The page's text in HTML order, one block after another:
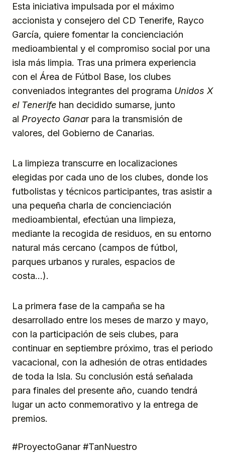
Esta iniciativa impulsada por el máximo
accionista y consejero del CD Tenerife, Rayco
García, quiere fomentar la concienciación
medioambiental y el compromiso social por una
isla más limpia. Tras una primera experiencia
con el Área de Fútbol Base, los clubes
conveniados integrantes del programa Unidos X
el Tenerife han decidido sumarse, junto
al Proyecto Ganar para la transmisión de
valores, del Gobierno de Canarias.
La limpieza transcurre en localizaciones
elegidas por cada uno de los clubes, donde los
futbolistas y técnicos participantes, tras asistir a
una pequeña charla de concienciación
medioambiental, efectúan una limpieza,
mediante la recogida de residuos, en su entorno
natural más cercano (campos de fútbol,
parques urbanos y rurales, espacios de
costa…).
La primera fase de la campaña se ha
desarrollado entre los meses de marzo y mayo,
con la participación de seis clubes, para
continuar en septiembre próximo, tras el periodo
vacacional, con la adhesión de otras entidades
de toda la Isla. Su conclusión está señalada
para finales del presente año, cuando tendrá
lugar un acto conmemorativo y la entrega de
premios.
#ProyectoGanar #TanNuestro